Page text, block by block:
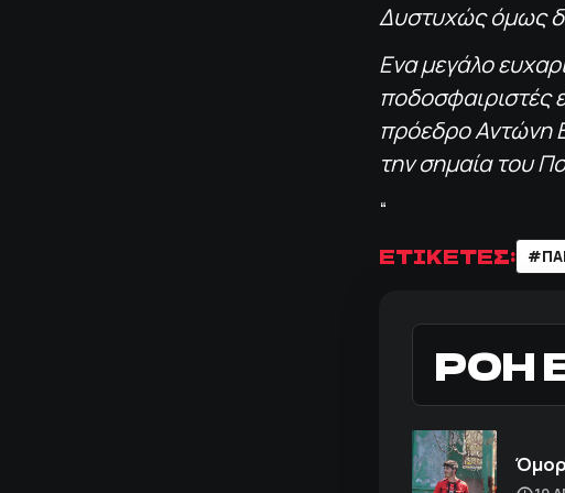
Δυστυχώς όμως
Ενα μεγάλο
ποδοσφαιριστές
πρόεδρο Αντώνη
την σημαία του
“
ΕΤΙΚΕΤΕΣ:
ΡΟΗ